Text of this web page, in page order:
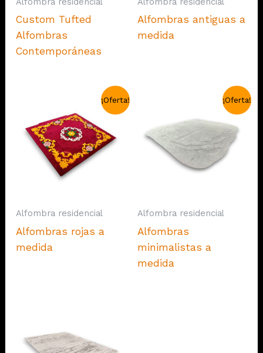
Custom Tufted
Alfombras
Contemporáneas
Alfombras antiguas a
medida
¡Oferta!
Alfombra residencial
Alfombras rojas a
medida
¡Oferta!
Alfombra residencial
Alfombras
minimalistas a
medida